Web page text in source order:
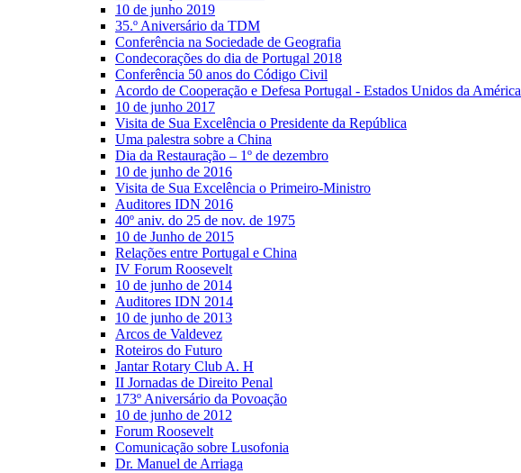
10 de junho 2019
35.º Aniversário da TDM
Conferência na Sociedade de Geografia
Condecorações do dia de Portugal 2018
Conferência 50 anos do Código Civil
Acordo de Cooperação e Defesa Portugal - Estados Unidos da América
10 de junho 2017
Visita de Sua Excelência o Presidente da República
Uma palestra sobre a China
Dia da Restauração – 1º de dezembro
10 de junho de 2016
Visita de Sua Excelência o Primeiro-Ministro
Auditores IDN 2016
40º aniv. do 25 de nov. de 1975
10 de Junho de 2015
Relações entre Portugal e China
IV Forum Roosevelt
10 de junho de 2014
Auditores IDN 2014
10 de junho de 2013
Arcos de Valdevez
Roteiros do Futuro
Jantar Rotary Club A. H
II Jornadas de Direito Penal
173º Aniversário da Povoação
10 de junho de 2012
Forum Roosevelt
Comunicação sobre Lusofonia
Dr. Manuel de Arriaga